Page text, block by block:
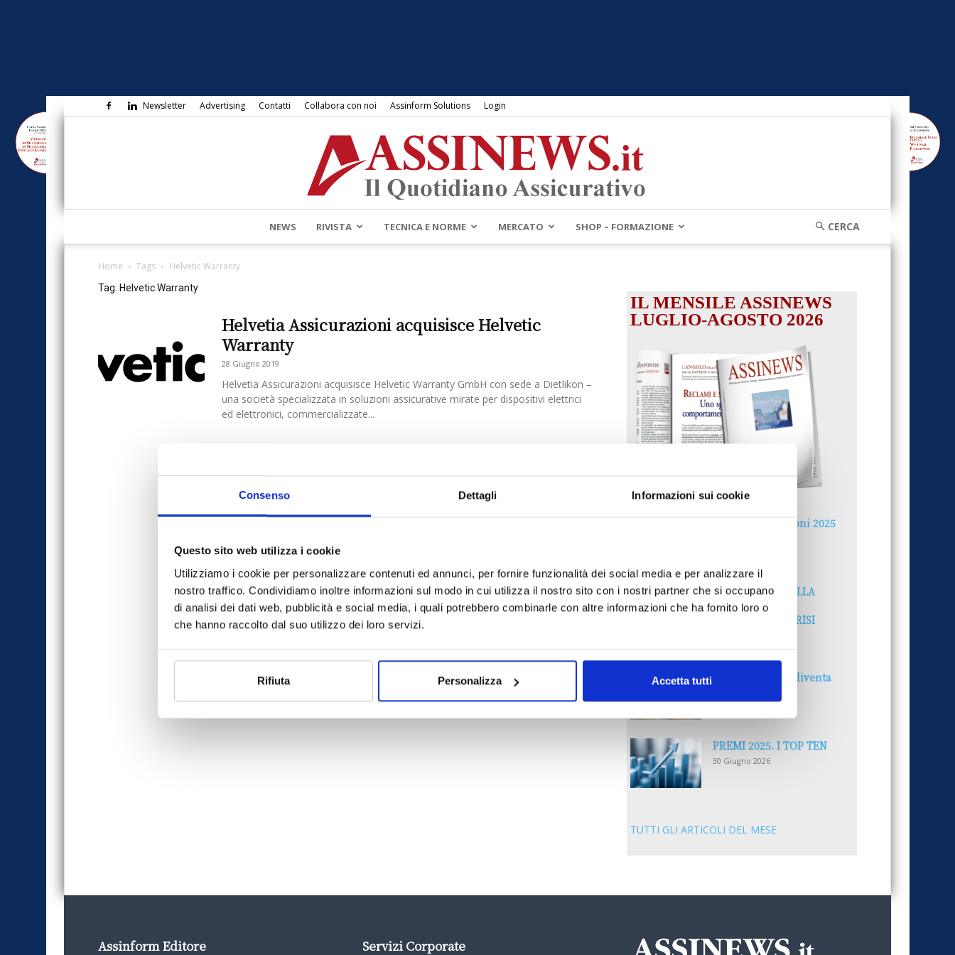
Consenso Dettagli Informazioni sui cookie
Questo sito web utilizza i cookie
Utilizziamo i cookie per personalizzare contenuti ed annunci, per fornire funzionalità dei social media e per analizzare il
nostro traffico. Condividiamo inoltre informazioni sul modo in cui utilizza il nostro sito con i nostri partner che si occupano
di analisi dei dati web, pubblicità e social media, i quali potrebbero combinarle con altre informazioni che ha fornito loro o
che hanno raccolto dal suo utilizzo dei loro servizi.
Rifiuta Personalizza Accetta tutti
Newsletter Advertising Contatti Collabora con noi Assinform Solutions Login
Assinews.it
NEWS RIVISTA TECNICA E NORME MERCATO SHOP – FORMAZIONE
Home Tags Helvetic Warranty
Tag: Helvetic Warranty
Helvetia Assicurazioni acquisisce Helvetic
Warranty
28 Giugno 2019
Helvetia Assicurazioni acquisisce Helvetic Warranty GmbH con sede a Dietlikon –
una società specializzata in soluzioni assicurative mirate per dispositivi elettrici
ed elettronici, commercializzate...
IL MENSILE ASSINEWS
LUGLIO-AGOSTO 2026
Reclami e sanzioni 2025
LA GESTIONE DELLA
REPUTAZIONE.
RECENSIONI E CRISI
30 Giugno 2026
Il “Modulo CAI” diventa
PREMI 2025. I TOP TEN
30 Giugno 2026
TUTTI GLI ARTICOLI DEL MESE
Assinform Editore Servizi Corporate